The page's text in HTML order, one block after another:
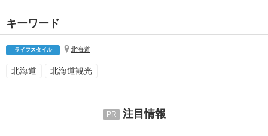
キーワード
ライフスタイル 北海道
北海道 北海道観光
注目情報